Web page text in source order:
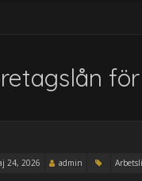
24, 2026 admin